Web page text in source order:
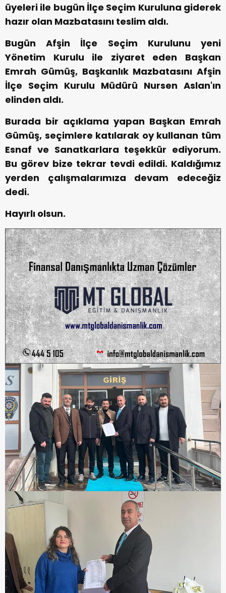
üyeleri ile bugün İlçe Seçim Kuruluna giderek
hazır olan Mazbatasını teslim aldı.
Bugün Afşin İlçe Seçim Kurulunu yeni
Yönetim Kurulu ile ziyaret eden Başkan
Emrah Gümüş, Başkanlık Mazbatasını Afşin
İlçe Seçim Kurulu Müdürü Nursen Aslan'ın
elinden aldı.
Burada bir açıklama yapan Başkan Emrah
Gümüş, seçimlere katılarak oy kullanan tüm
Esnaf ve Sanatkarlara teşekkür ediyorum.
Bu görev bize tekrar tevdi edildi. Kaldığımız
yerden çalışmalarımıza devam edeceğiz
dedi.
Hayırlı olsun.